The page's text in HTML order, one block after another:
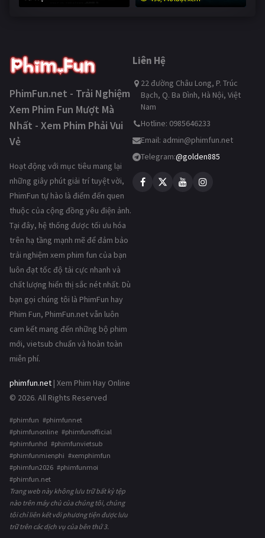
239,128 lượt xem
PhimFun.net - Trải Nghiệm
Xem Phim Fun Mượt Mà
Nhất - Xem Phim Phải Vui
Vẻ
Hoạt động với mục tiêu mang lại
những giây phút giải trí tuyệt vời,
PhimFun tự hào là điểm đến quen
thuộc của cộng đồng yêu điện ảnh.
Tại đây, hệ thống được tối ưu hóa
trên hạ tầng mạnh mẽ để đảm bảo
trải nghiệm xem phim fun của bạn
luôn đạt tốc độ tải cực nhanh và
chất lượng hiển thị sắc nét nhất. Dù
bạn gọi chúng tôi là PhimFun hay
Phim Fun, PhimFun.net vẫn luôn
cam kết mang đến những bộ phim
mới, vietsub chuẩn và hoàn toàn
miễn phí.
phimfun.net | Xem Phim Hay Online
© 2026. All Rights Reserved
#phimfun #phimfunnet
#phimfunonline #phimfunofficial
#phimfunhd #phimfunvietsub
#phimfunmienphi #xemphimfun
#phimfun2026 #phimfunmoi
#phimfun.net
Trang web này không lưu trữ bất kỳ tệp
nào trên máy chủ của chúng tôi, chúng
tôi chỉ liên kết với phương tiện được lưu
trữ trên các dịch vụ của bên thứ 3.
Liên Hệ
22 đường Châu Long, P. Trúc
Bạch, Q. Ba Đình, Hà Nội, Việt
Nam
Hotline: 0985646233
Email: admin@phimfun.net
Telegram:@golden885